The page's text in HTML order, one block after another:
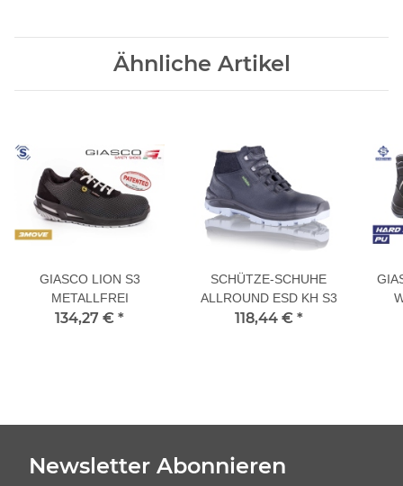
Ähnliche Artikel
GIASCO LION S3
METALLFREI
134,27 € *
SCHÜTZE-SCHUHE
ALLROUND ESD KH S3
118,44 € *
Newsletter Abonnieren